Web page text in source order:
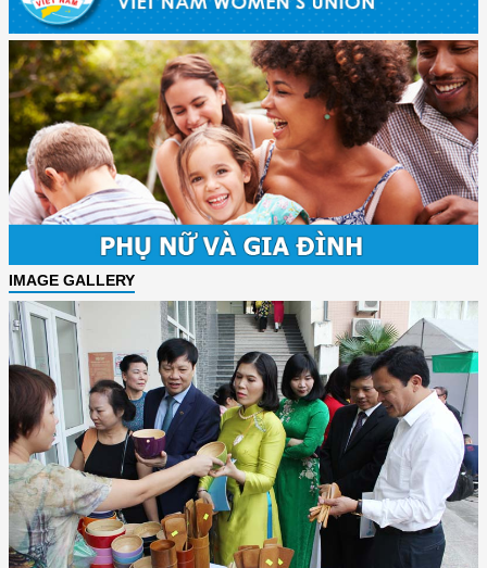
IMAGE GALLERY